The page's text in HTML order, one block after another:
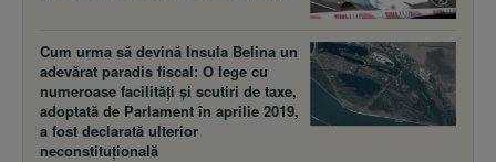
Cum urma să devină Insula Belina un
adevărat paradis fiscal: O lege cu
numeroase facilităţi şi scutiri de taxe,
adoptată de Parlament în aprilie 2019,
a fost declarată ulterior
neconstituţională